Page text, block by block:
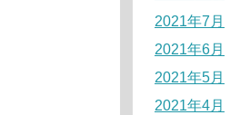
2021年7月
2021年6月
2021年5月
2021年4月